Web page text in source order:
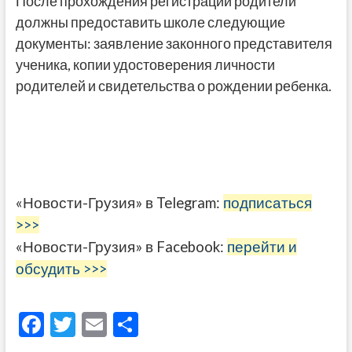
должны предоставить школе следующие
документы: заявление законного представителя
ученика, копии удостоверения личности
родителей и свидетельства о рождении ребенка.
«Новости-Грузия» в Telegram: подписаться
>>>
«Новости-Грузия» в Facebook: перейти и
обсудить >>>
F T E О